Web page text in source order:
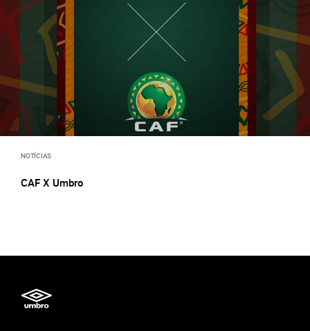
NOTÍCIAS
CAF X Umbro